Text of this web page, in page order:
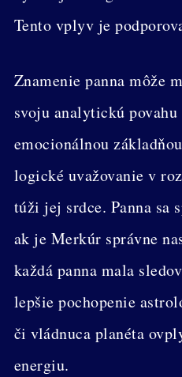
Tento vplyv je
Znamenie panna môže
svoju analytickú
emocionálnou
logické uvažovanie v
túži jej srdce. Panna sa
ak je Merkúr správne
každá panna mala
lepšie pochopenie
či vládnuca planéta
energiu.